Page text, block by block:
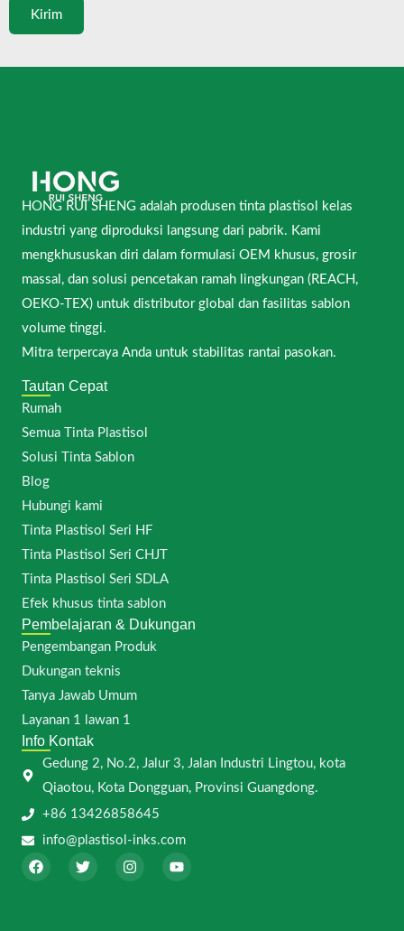
Kirim
HONG RUI SHENG adalah produsen tinta plastisol kelas
industri yang diproduksi langsung dari pabrik. Kami
mengkhususkan diri dalam formulasi OEM khusus, grosir
massal, dan solusi pencetakan ramah lingkungan (REACH,
OEKO-TEX) untuk distributor global dan fasilitas sablon
volume tinggi.
Mitra terpercaya Anda untuk stabilitas rantai pasokan.
Tautan Cepat
Rumah
Semua Tinta Plastisol
Solusi Tinta Sablon
Blog
Hubungi kami
Tinta Plastisol Seri HF
Tinta Plastisol Seri CHJT
Tinta Plastisol Seri SDLA
Efek khusus tinta sablon
Pembelajaran & Dukungan
Pengembangan Produk
Dukungan teknis
Tanya Jawab Umum
Layanan 1 lawan 1
Info Kontak
Gedung 2, No.2, Jalur 3, Jalan Industri Lingtou, kota
Qiaotou, Kota Dongguan, Provinsi Guangdong.
+86 13426858645
info@plastisol-inks.com
F
a
T
w
I
n
Y
o